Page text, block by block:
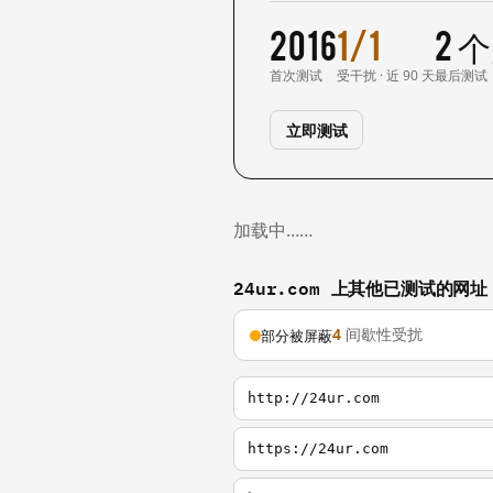
2016
首次测试
1/1
受干扰 · 近 90 天
2
最后测试
立即测试
加载中……
24ur.com 上其他已测试的网址
部分被屏蔽4 间歇性受扰
http://24ur.com
https://24ur.com